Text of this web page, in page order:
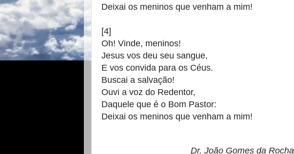
Deixai os meninos que venham a mim!
[4]
Oh! Vinde, meninos!
Jesus vos deu seu sangue,
E vos convida para os Céus.
Buscai a salvação!
Ouvi a voz do Redentor,
Daquele que é o Bom Pastor:
Deixai os meninos que venham a mim!
Dr. João Gomes da Rocha